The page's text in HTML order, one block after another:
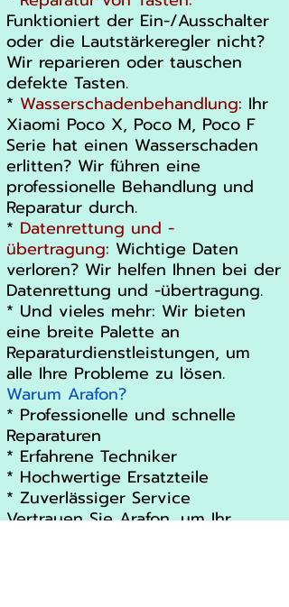
Funktioniert der Ein-/Ausschalter
oder die Lautstärkeregler nicht?
Wir reparieren oder tauschen
defekte Tasten.
* Wasserschadenbehandlung: Ihr
Xiaomi Poco X, Poco M, Poco F
Serie hat einen Wasserschaden
erlitten? Wir führen eine
professionelle Behandlung und
Reparatur durch.
* Datenrettung und -
übertragung: Wichtige Daten
verloren? Wir helfen Ihnen bei der
Datenrettung und -übertragung.
* Und vieles mehr: Wir bieten
eine breite Palette an
Reparaturdienstleistungen, um
alle Ihre Probleme zu lösen.
Warum Arafon?
* Professionelle und schnelle
Reparaturen
* Erfahrene Techniker
* Hochwertige Ersatzteile
* Zuverlässiger Service
Vertrauen Sie Arafon, um Ihr